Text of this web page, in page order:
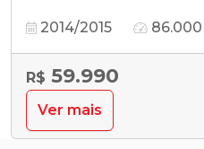
2014/2015
R$ 59.990
Ver mais